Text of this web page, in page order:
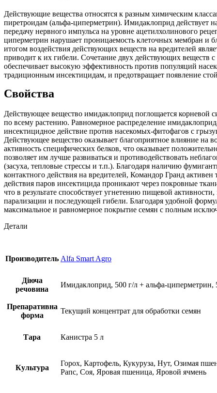
Действующие вещества относятся к разным химическим
пиретроидам (альфа-циперметрин). Имидаклоприд действует
передачу нервного импульса на уровне ацетилхолинового
циперметрин нарушает проницаемость клеточных мембран и
итогом воздействия действующих веществ на вредителей
приводит к их гибели. Сочетание двух действующих веществ
обеспечивает высокую эффективность против популяций
традиционным инсектицидам, и предотвращает появление
Свойства
Действующее вещество имидаклоприд поглощается корневой
по всему растению. Равномерное распределение
инсектицидное действие против насекомых-фитофагов с
Действующее вещество оказывает благоприятное влияние на
активность специфических белков, что оказывает
позволяет им лучше развиваться и противодействовать
(засуха, тепловые стрессы и т.п.). Благодаря наличию
контактного действия на вредителей, Командор Гранд активен
действия паров инсектицида проникают через покровные
что в результате способствует угнетению пищевой
парализации и последующей гибели. Благодаря удобной
максимальное и равномерное покрытие семян с полным
Детали
Производитель Alfa Smart Agro
Діюча
речовина
Имидаклоприд, 500 г/л + альфа-циперметрин,
Препаративна
форма
Текущий концентрат для обработки семян
Тара Канистра 5 л
Культура
Горох, Картофель, Кукуруза, Нут, Озимая
Рапс, Соя, Яровая пшеница, Яровой ячмень